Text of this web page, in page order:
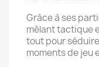
Grâce à ses
mêlant tactique
tout pour
moments de jeu